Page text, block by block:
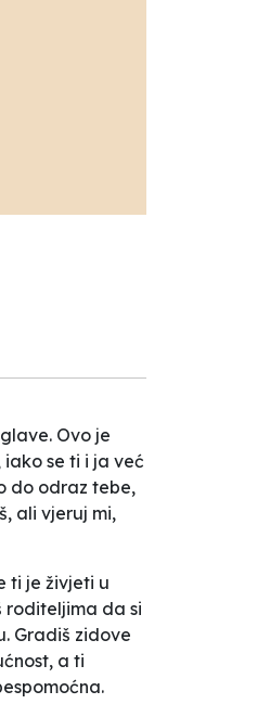
Ovo je
se ti i ja već
do odraz tebe,
ali vjeruj mi,
ti je živjeti u
roditeljima da si
Gradiš zidove
a ti